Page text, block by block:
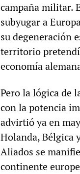
campaña militar.
subyugar a
su degeneración
territorio
economía
Pero la lógica de
con la potencia
advirtió ya en
Holanda, Bélgica
Aliados se
continente